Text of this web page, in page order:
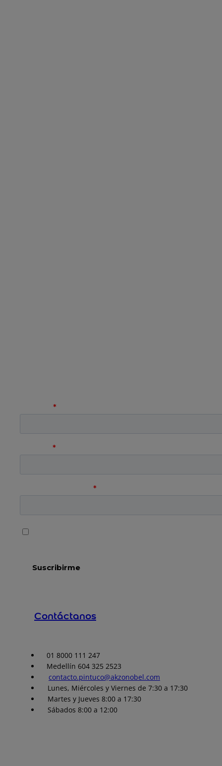
Contáctanos
01 8000 111 247
Medellín 604 325 2523
contacto.pintuco@akzonobel.com
Lunes, Miércoles y Viernes de 7:30 a 17:30
Martes y Jueves 8:00 a 17:30
Sábados 8:00 a 12:00